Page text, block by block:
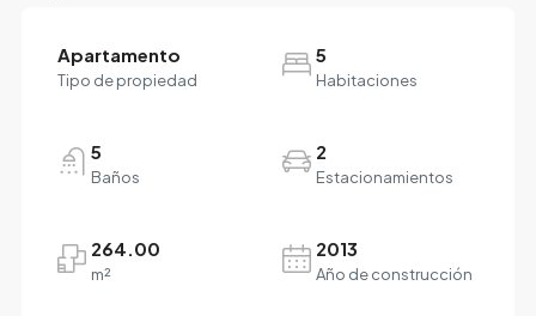
Apartamento
Tipo de propiedad
5
Habitaciones
5
Baños
2
Estacionamientos
264.00
m²
2013
Año de construcción